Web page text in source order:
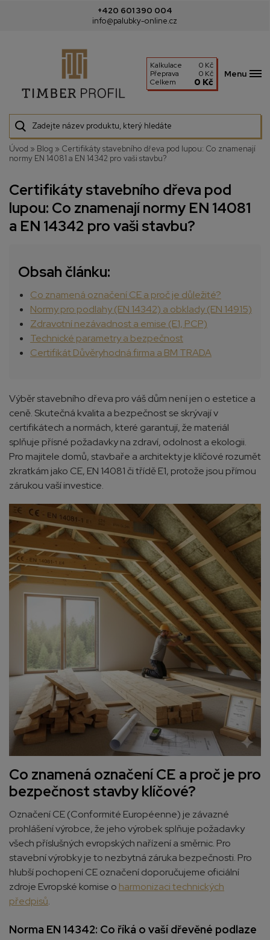
+420 601 390 004
info@palubky-online.cz
Kalkulace
0 Kč
Přeprava
0 Kč
Celkem
0 Kč
Menu
Úvod » Blog » Certifikáty stavebního dřeva pod lupou: Co znamenají
normy EN 14081 a EN 14342 pro vaši stavbu?
Certifikáty stavebního dřeva pod
lupou: Co znamenají normy EN 14081
a EN 14342 pro vaši stavbu?
Obsah článku:
Co znamená označení CE a proč je důležité?
Normy pro podlahy (EN 14342) a obklady (EN 14915)
Zdravotní nezávadnost a emise (E1, PCP)
Technické parametry a bezpečnost
Certifikát Důvěryhodná firma a BM TRADA
Výběr stavebního dřeva pro váš dům není jen o estetice a
ceně. Skutečná kvalita a bezpečnost se skrývají v
certifikátech a normách, které garantují, že materiál
splňuje přísné požadavky na zdraví, odolnost a ekologii.
Pro majitele domů, stavbaře a architekty je klíčové rozumět
zkratkám jako CE, EN 14081 či třídě E1, protože jsou přímou
zárukou vaší investice.
Co znamená označení CE a proč je pro
bezpečnost stavby klíčové?
Označení CE (Conformité Européenne) je závazné
prohlášení výrobce, že jeho výrobek splňuje požadavky
všech příslušných evropských nařízení a směrnic. Pro
stavební výrobky je to nezbytná záruka bezpečnosti. Pro
hlubší pochopení CE označení doporučujeme oficiální
zdroje Evropské komise o harmonizaci technických
předpisů.
Norma EN 14342: Co říká o vaší dřevěné podlaze